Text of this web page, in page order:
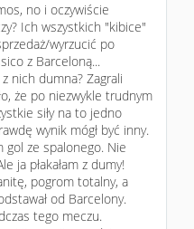
no i oczywiście
Ich wszystkich "kibice"
wyrzucić po
z Barceloną...
nich dumna? Zagrali
że po niezwykle trudnym
siły na to jedno
wynik mógł być inny.
gol ze spalonego. Nie
ja płakałam z dumy!
pogrom totalny, a
od Barcelony.
tego meczu.